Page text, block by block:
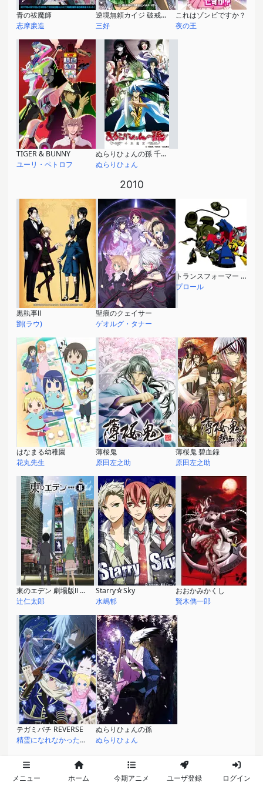
青の祓魔師
志摩廉造
逆境無頼カイジ 破戒録篇
三好
これはゾンビですか？
夜の王
TIGER & BUNNY
ユーリ・ペトロフ
ぬらりひょんの孫 千年魔京
ぬらりひょん
2010
黒執事Ⅱ
劉(ラウ)
聖痕のクェイサー
ゲオルグ・タナー
トランスフォーマー アニメイテッド
プロール
はなまる幼稚園
花丸先生
薄桜鬼
原田左之助
薄桜鬼 碧血録
原田左之助
東のエデン 劇場版Ⅱ Paradise Lost
辻仁太郎
Starry☆Sky
水嶋郁
おおかみかくし
賢木儁一郎
テガミバチ REVERSE
精霊になれなかった者(ロレンス)
ぬらりひょんの孫
ぬらりひょん
2009
メニュー ホーム 今期アニメ ユーザ登録 ログイン